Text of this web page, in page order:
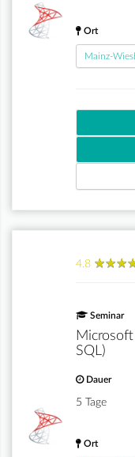
Ort
Mainz-
4.8 ★★★
★★★
Seminar
Microsoft
SQL)
Dauer
5 Tage
Ort